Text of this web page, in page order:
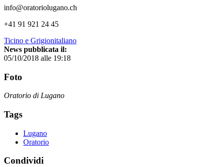
info@oratoriolugano.ch
+41 91 921 24 45
Ticino e Grigionitaliano
News pubblicata il:
05/10/2018 alle 19:18
Foto
Oratorio di Lugano
Tags
Lugano
Oratorio
Condividi